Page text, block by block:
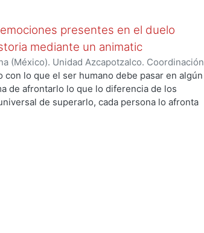
presentes en el duelo
mediante un animatic
(México). Unidad Azcapotzalco. Coordinación
)Pérez Laguna, Diana
lo que el ser humano debe pasar en algún
de afrontarlo lo que lo diferencia de los
de superarlo, cada persona lo afronta